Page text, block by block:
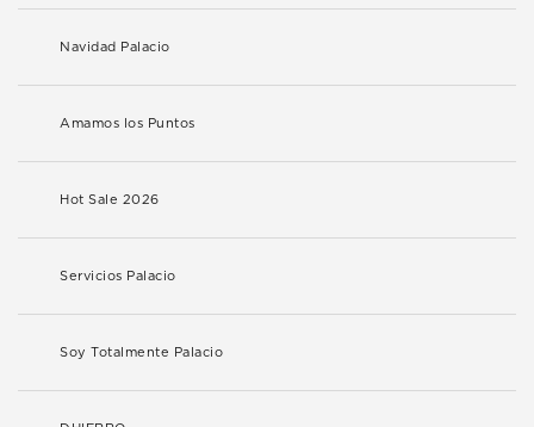
Navidad Palacio
Amamos los Puntos
Hot Sale 2026
Servicios Palacio
Soy Totalmente Palacio